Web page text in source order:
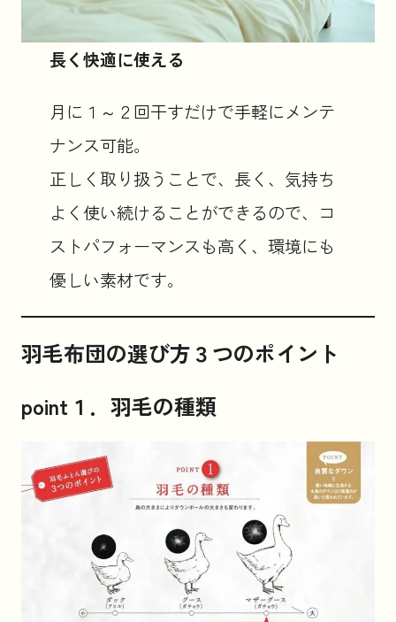
長く快適に使える
月に１～２回干すだけで手軽にメンテ
ナンス可能。
正しく取り扱うことで、長く、気持ち
よく使い続けることができるので、コ
ストパフォーマンスも高く、環境にも
優しい素材です。
羽毛布団の選び方３つのポイント
point１．羽毛の種類